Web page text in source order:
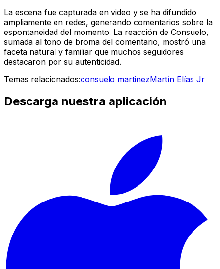
La escena fue capturada en video y se ha difundido
ampliamente en redes, generando comentarios sobre la
espontaneidad del momento. La reacción de Consuelo,
sumada al tono de broma del comentario, mostró una
faceta natural y familiar que muchos seguidores
destacaron por su autenticidad.
Temas relacionados:consuelo martinezMartín Elías Jr
Descarga nuestra aplicación